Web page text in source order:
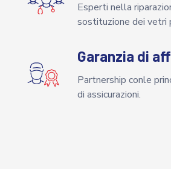
Esperti nella
sostituzione dei vetri
Garanzia di
Partnership conle
di assicurazioni.